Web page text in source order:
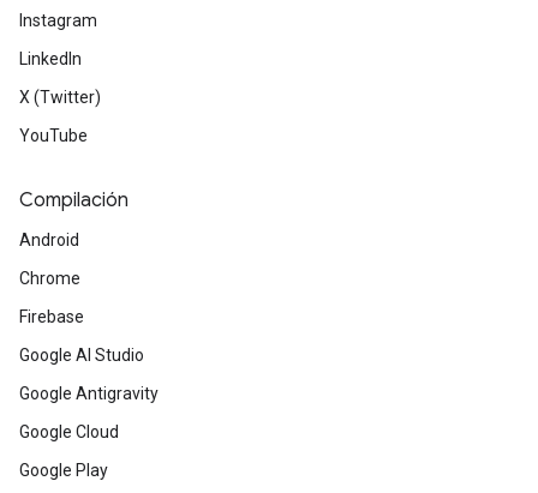
Instagram
LinkedIn
X (Twitter)
YouTube
Compilación
Android
Chrome
Firebase
Google AI Studio
Google Antigravity
Google Cloud
Google Play